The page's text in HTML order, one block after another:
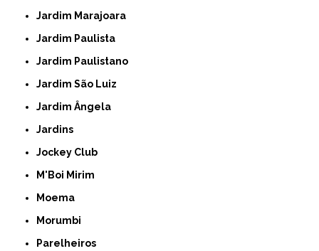
Jardim Marajoara
Jardim Paulista
Jardim Paulistano
Jardim São Luiz
Jardim Ângela
Jardins
Jockey Club
M'Boi Mirim
Moema
Morumbi
Parelheiros